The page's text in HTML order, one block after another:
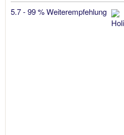
5.7 - 99 % Weiterempfehlung